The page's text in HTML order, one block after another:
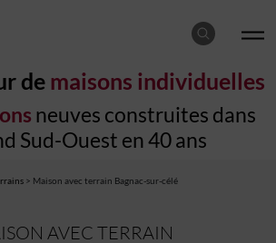
de maisons individuelles
neuves construites dans
Sud-Ouest en 40 ans
> Maison avec terrain Bagnac-sur-célé
AVEC TERRAIN